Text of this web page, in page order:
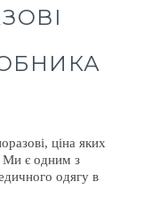
ціна яких
Ми є одним з
одягу в